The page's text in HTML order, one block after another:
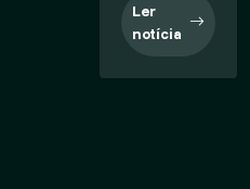
Ler
notícia